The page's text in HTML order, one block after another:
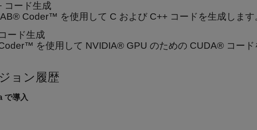
コード生成
Coder™ を使用して C および C++ コードを生成します
ード生成
を使用して NVIDIA® GPU のための CUDA® コード
ョン履歴
で導入